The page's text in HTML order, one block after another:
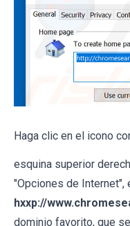
Haga clic en el icono
esquina superior
"Opciones de Internet",
hxxp://
dominio favorito, que